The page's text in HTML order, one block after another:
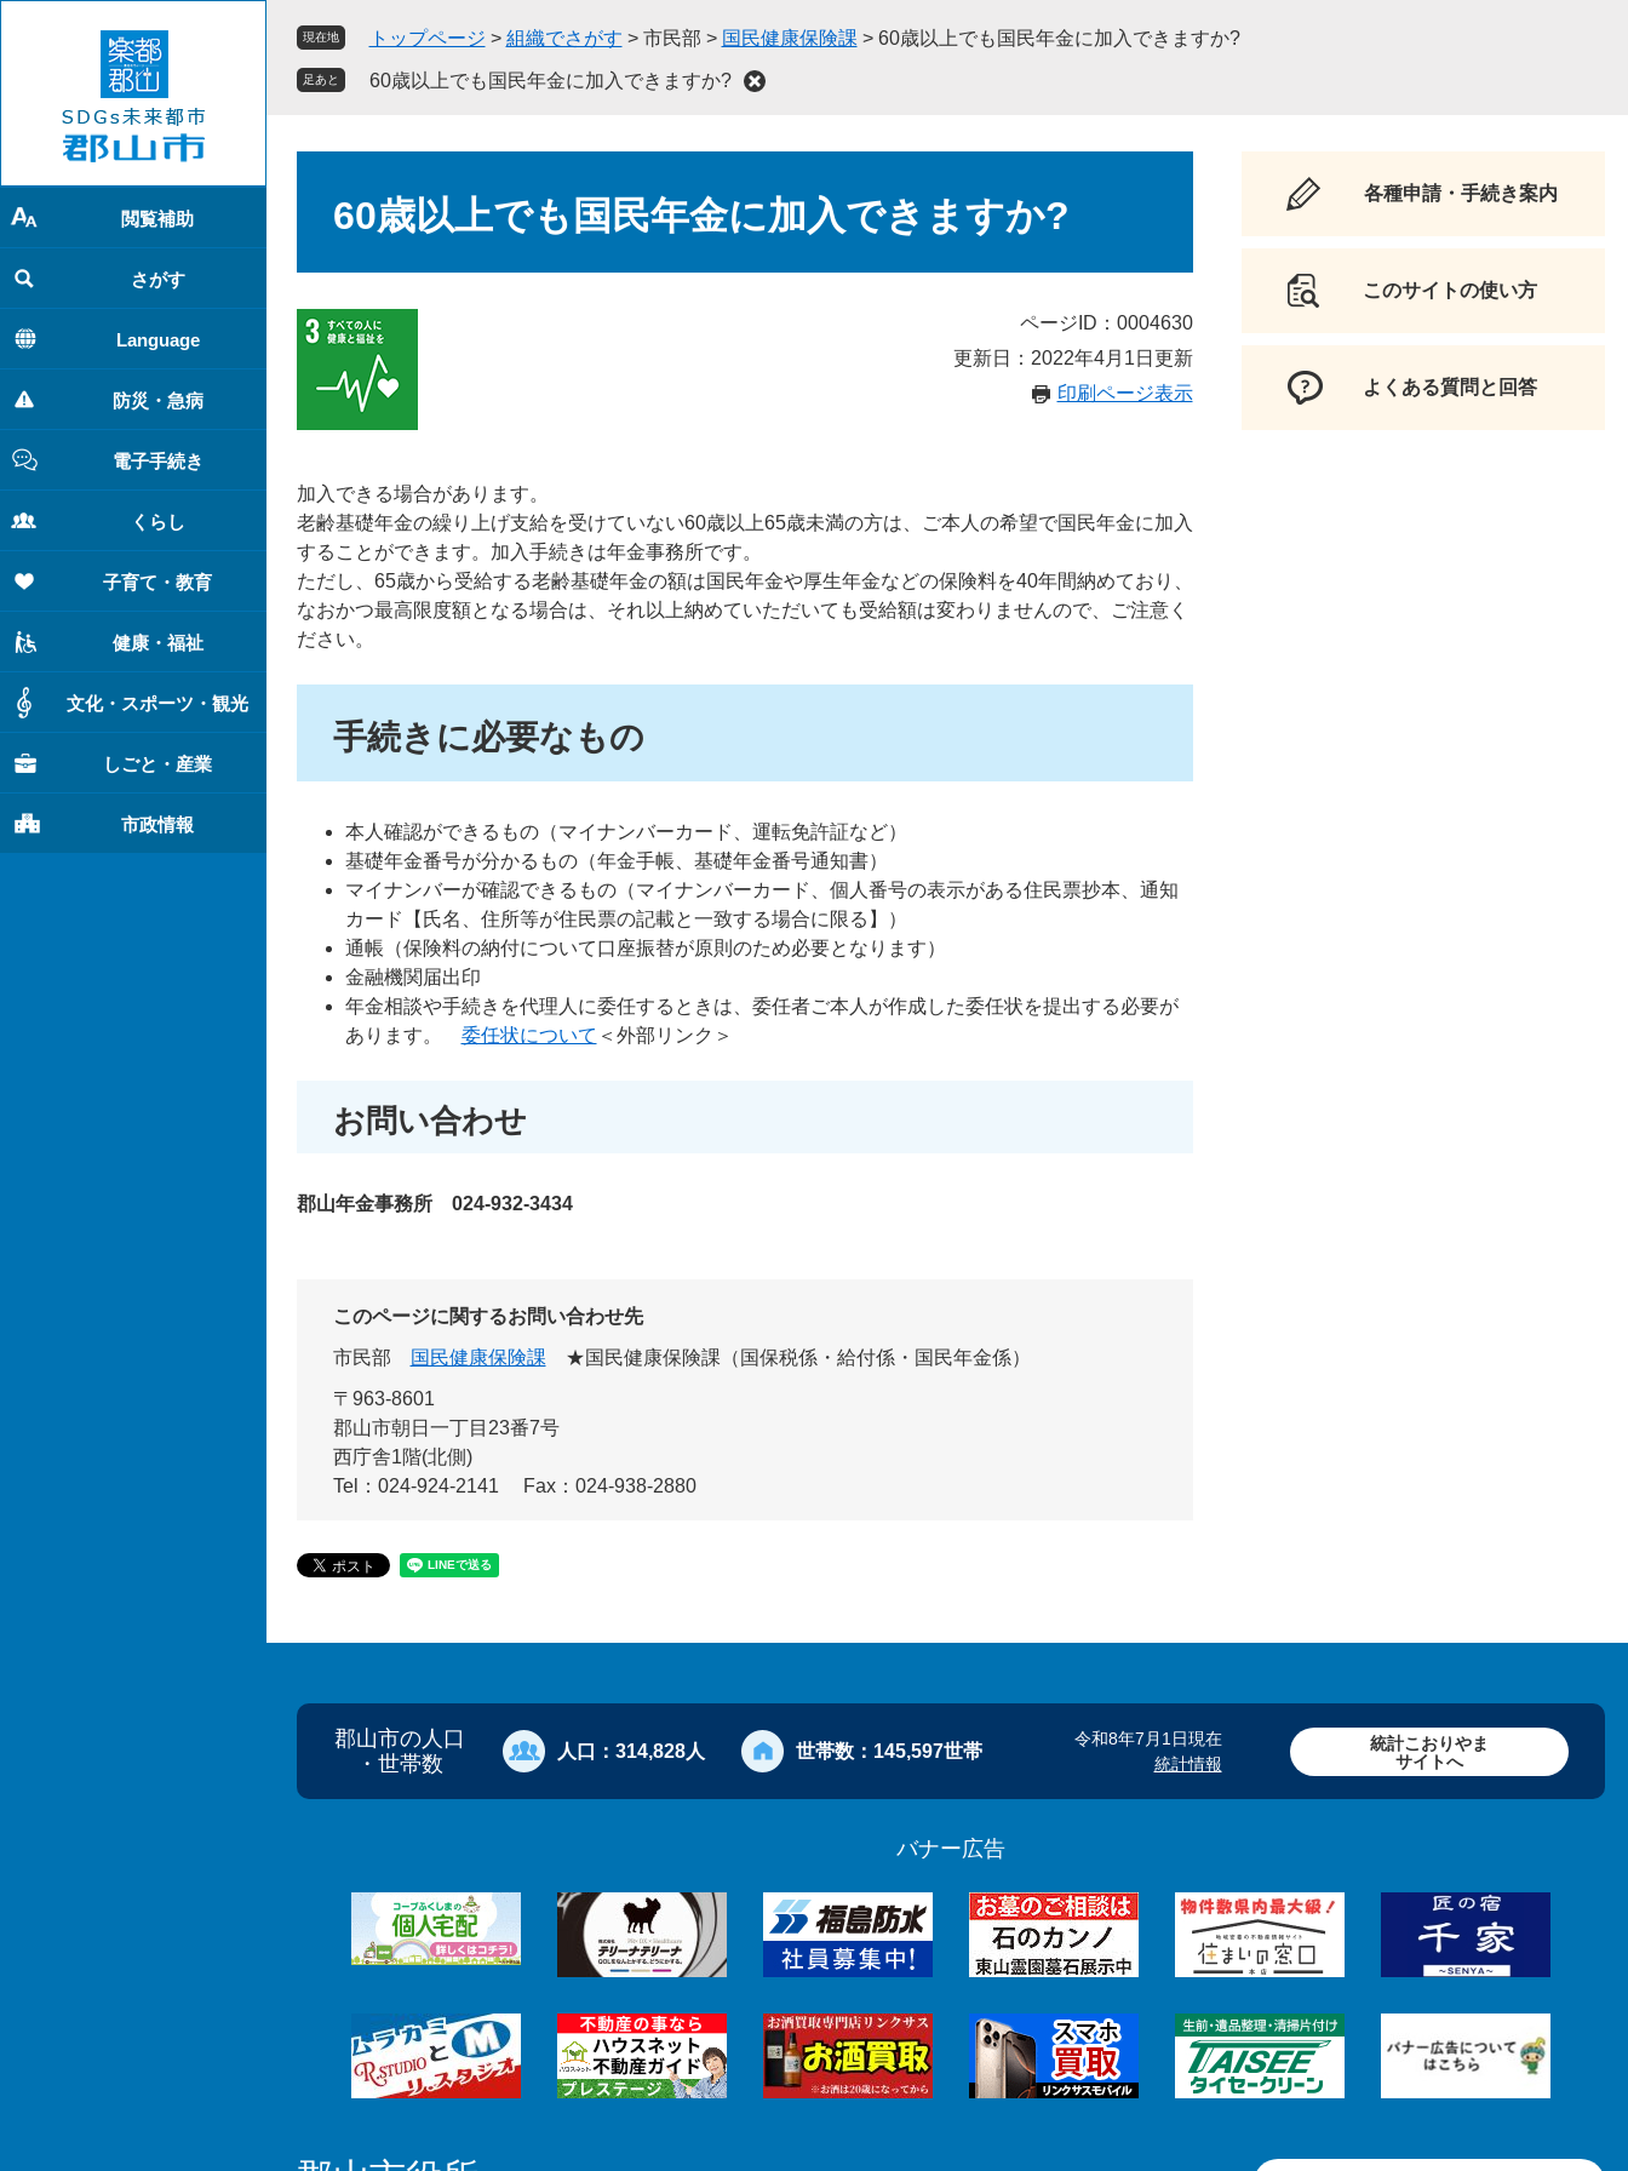
で
す
。
ば
し
て
本
文
へ
閲覧補助
さがす
Language
防災・急病
電子手続き
くらし
子育て・教育
健康・福祉
文化・スポーツ・観光
しごと・産業
市政情報
現在地 トップページ > 組織でさがす > 市民部 > 国民健康保険課 > 60歳以上でも国民年金に加入できますか?
足あと 60歳以上でも国民年金に加入できますか?
60歳以上でも国民年金に加入できますか?
ページID：0004630
更新日：2022年4月1日更新
印刷ページ表示
加入できる場合があります。
老齢基礎年金の繰り上げ支給を受けていない60歳以上65歳未満の方は、ご本人の希望で国民年金に加入
することができます。加入手続きは年金事務所です。
ただし、65歳から受給する老齢基礎年金の額は国民年金や厚生年金などの保険料を40年間納めており、
なおかつ最高限度額となる場合は、それ以上納めていただいても受給額は変わりませんので、ご注意く
ださい。
手続きに必要なもの
本人確認ができるもの（マイナンバーカード、運転免許証など）
基礎年金番号が分かるもの（年金手帳、基礎年金番号通知書）
マイナンバーが確認できるもの（マイナンバーカード、個人番号の表示がある住民票抄本、通知
カード【氏名、住所等が住民票の記載と一致する場合に限る】）
通帳（保険料の納付について口座振替が原則のため必要となります）
金融機関届出印
年金相談や手続きを代理人に委任するときは、委任者ご本人が作成した委任状を提出する必要が
あります。 委任状について ＜外部リンク＞
お問い合わせ
郡山年金事務所 024-932-3434
このページに関するお問い合わせ先
市民部
国民健康保険課
★国民健康保険課（国保税係・給付係・国民年金係）
〒963-8601
郡山市朝日一丁目23番7号
西庁舎1階(北側)
Tel：024-924-2141
Fax：024-938-2880
各種申請・手続き案内
このサイトの使い方
よくある質問と回答
郡山市の人口
・世帯数
人口： 314,828人 世帯数： 145,597世帯
令和8年7月1日現在
統計情報
統計こおりやま
サイトへ
バナー広告